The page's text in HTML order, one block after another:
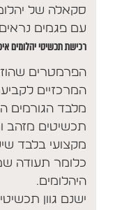
סקאלה של
עם פגמים נראים
רכישת תכשיטי יהלומים
הפרמטרים
המרכזיים
מלבד הגורמים
תכשיטים מזהב
מקצועי בלבד
כלומר תעודה
היהלומים.
ישנם גוון